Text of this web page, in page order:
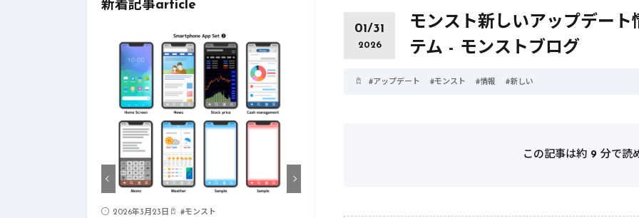
新着記事article
2026年3月23日 #モンスト
01/31
2026
モンスト新しいアップデー
テム - モンストブログ
#アップデート #モンスト #情報 #新しい
この記事は約 9 分で読